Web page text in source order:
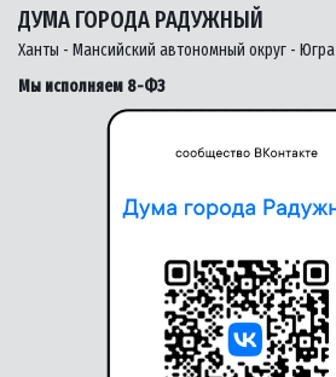
ДУМА ГОРОДА РАДУЖНЫЙ
Ханты - Мансийский автономный округ - Югра
Мы исполняем 8-ФЗ